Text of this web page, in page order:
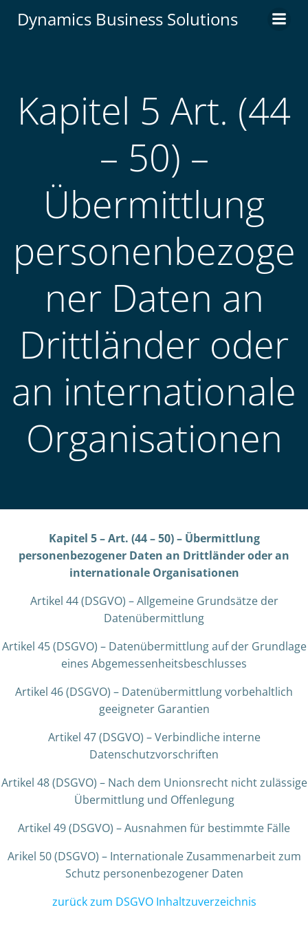
Inhalt
Dynamics Business Solutions
Kapitel 5 Art. (44
– 50) –
Übermittlung
personenbezoge
ner Daten an
Drittländer oder
an internationale
Organisationen
Kapitel 5 – Art. (44 – 50) – Übermittlung
personenbezogener Daten an Drittländer oder an
internationale Organisationen
Artikel 44 (DSGVO) – Allgemeine Grundsätze der
Datenübermittlung
Artikel 45 (DSGVO) – Datenübermittlung auf der Grundlage
eines Abgemessenheitsbeschlusses
Artikel 46 (DSGVO) – Datenübermittlung vorbehaltlich
geeigneter Garantien
Artikel 47 (DSGVO) – Verbindliche interne
Datenschutzvorschriften
Artikel 48 (DSGVO) – Nach dem Unionsrecht nicht zulässige
Übermittlung und Offenlegung
Artikel 49 (DSGVO) – Ausnahmen für bestimmte Fälle
Arikel 50 (DSGVO) – Internationale Zusammenarbeit zum
Schutz personenbezogener Daten
zurück zum DSGVO Inhaltzuverzeichnis